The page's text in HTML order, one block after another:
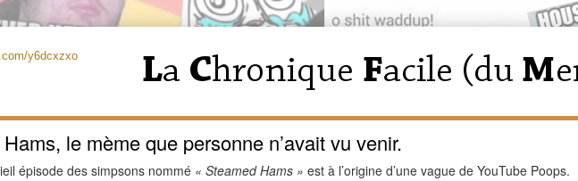
y6dcxzxo
le mème que personne n’avait vu venir.
épisode des simpsons nommé « Steamed Hams » est à l’origine d’une vague de YouTube Poops.